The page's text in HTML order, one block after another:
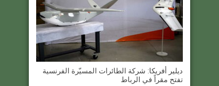
ديلير أفريكا: شركة الطائرات المسيّرة الفرنسية
تفتح مقراً في الرباط